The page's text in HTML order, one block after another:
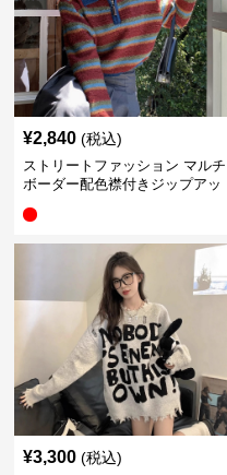
¥2,840 (税込)
ストリートファッション マルチ
ボーダー配色襟付きジップアッ
¥3,300 (税込)